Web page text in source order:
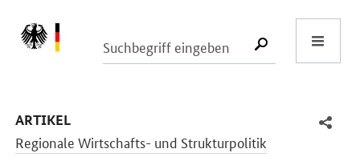
SUCHE
ARTIKEL
Regionale Wirtschafts- und Strukturpolitik